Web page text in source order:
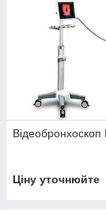
Ціну уточнюйте